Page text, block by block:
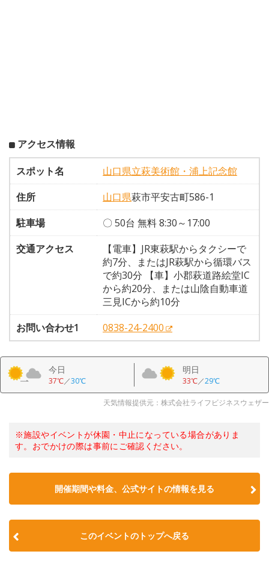
アクセス情報
スポット名
山口県立萩美術館・浦上記念館
住所
山口県萩市平安古町586-1
駐車場
〇 50台 無料 8:30～17:00
交通アクセス
【電車】JR東萩駅からタクシーで
約7分、またはJR萩駅から循環バス
で約30分 【車】小郡萩道路絵堂IC
から約20分、または山陰自動車道
三見ICから約10分
お問い合わせ1
0838-24-2400
今日
37℃／30℃
明日
33℃／29℃
天気情報提供元：株式会社ライフビジネスウェザー
※施設やイベントが休園・中止になっている場合がありま
す。おでかけの際は事前にご確認ください。
開催期間や料金、公式サイトの情報を見る
このイベントのトップへ戻る